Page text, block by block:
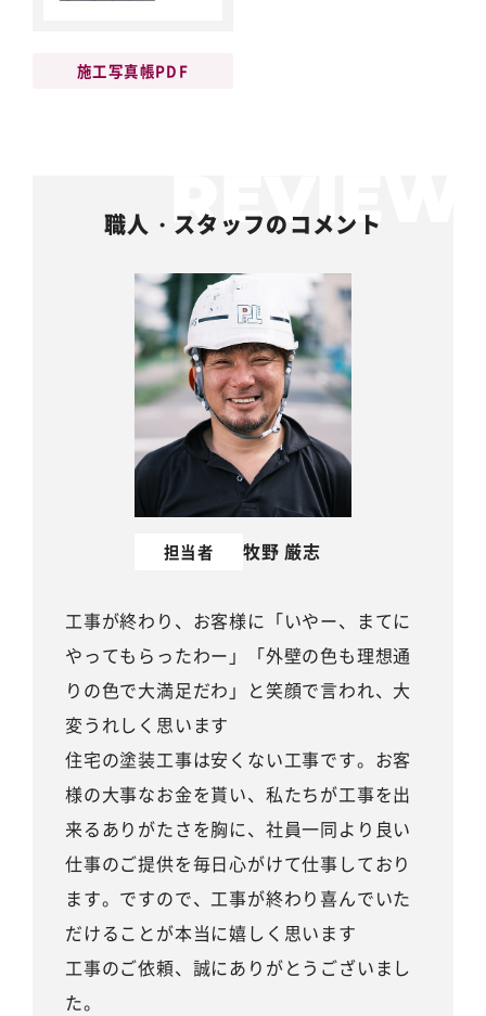
施工写真帳PDF
職人・スタッフのコメント
担当者 牧野 厳志
工事が終わり、お客様に「いやー、まてに
やってもらったわー」「外壁の色も理想通
りの色で大満足だわ」と笑顔で言われ、大
変うれしく思います
住宅の塗装工事は安くない工事です。お客
様の大事なお金を貰い、私たちが工事を出
来るありがたさを胸に、社員一同より良い
仕事のご提供を毎日心がけて仕事しており
ます。ですので、工事が終わり喜んでいた
だけることが本当に嬉しく思います
工事のご依頼、誠にありがとうございまし
た。